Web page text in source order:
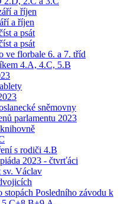
a říjen
a říjen
a psát
a psát
ve florbale 6. a 7. tříd
4.A, 4.C, 5.B
sněmovny
parlamentu 2023
s rodiči 4.B
2023 - čtvrťáci
sv. Václav
stopách Posledního závodu k